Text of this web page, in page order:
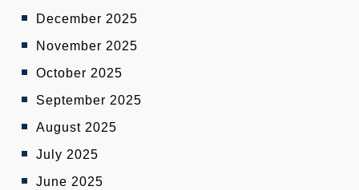
December 2025
November 2025
October 2025
September 2025
August 2025
July 2025
June 2025